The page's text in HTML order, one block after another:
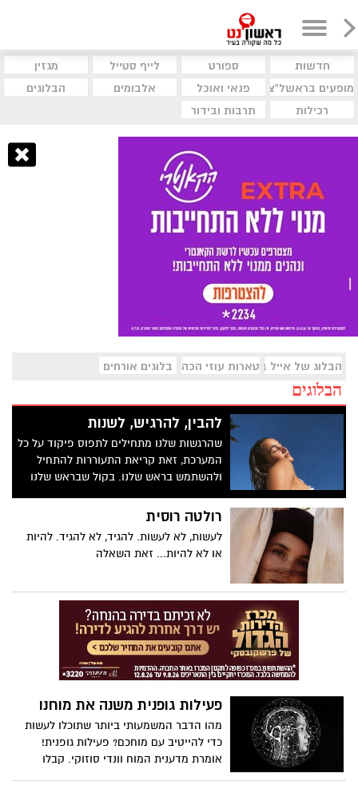
חדשות ספורט לייף סטייל
מגזין
מופעים בראשל"צ
פנאי ואוכל אלבומים
הבלוגים
רכילות
תרבות ובידור
הבלוג של אייל בן שמחוןטארות עוזי הכהן בלוגים אורחים
הבלוגים
להבין, להרגיש, לשנות
שהרגשות שלנו מתחילים לתפוס פיקוד על כל
המערכת, זאת קריאת התעוררות להתחיל
ולהשתמש בראש שלנו. בקול שבראש שלנו
רולטה רוסית
לעשות, לא לעשות. להגיד, לא להגיד. להיות
או לא להיות... זאת השאלה
פעילות גופנית משנה את מוחנו
מהו הדבר המשמעותי ביותר שתוכלו לעשות
כדי להייטיב עם מוחכם? פעילות גופנית!
אומרת מדענית המוח וונדי סוזוקי. קבלו